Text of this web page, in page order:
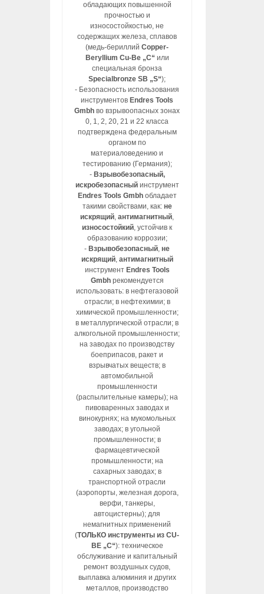
обладающих повышенной
прочностью и
износостойкостью, не
содержащих железа, сплавов
(медь-бериллийCopper-
Beryllium Cu-Be „C“ или
специальная бронза
Specialbronze SB „S“);
- Безопасность использования
инструментов Endres Tools
Gmbh во взрывоопасных зонах
0, 1, 2, 20, 21 и 22 класса
подтверждена федеральным
органом по
материаловедению и
тестированию (Германия);
- Взрывобезопасный,
искробезопасныйинструмент
Endres Tools Gmbhобладает
такими свойствами, как: не
искрящий,антимагнитный,
износостойкий, устойчив к
образованию коррозии;
- Взрывобезопасный,не
искрящий, антимагнитный
инструмент Endres Tools
Gmbhрекомендуется
использовать: в нефтегазовой
отрасли; в нефтехимии; в
химической промышленности;
в металлургической отрасли; в
алкогольной промышленности;
на заводах по производству
боеприпасов, ракет и
взрывчатых веществ; в
автомобильной
промышленности
(распылительные камеры); на
пивоваренных заводах и
винокурнях; на мукомольных
заводах; в угольной
промышленности; в
фармацевтической
промышленности; на
сахарных заводах; в
транспортной отрасли
(аэропорты, железная дорога,
верфи, танкеры,
автоцистерны); для
немагнитных применений
(ТОЛЬКО инструменты из CU-
BE „C“): техническое
обслуживание и капитальный
ремонт воздушных судов,
выплавка алюминия и других
металлов, производство